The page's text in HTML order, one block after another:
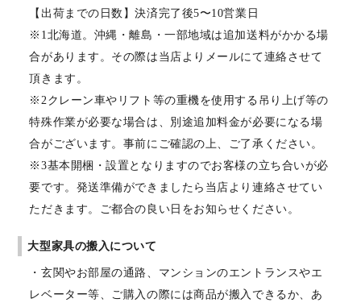
【出荷までの日数】決済完了後5〜10営業日
※1北海道。沖縄・離島・一部地域は追加送料がかかる場
合があります。その際は当店よりメールにて連絡させて
頂きます。
※2クレーン車やリフト等の重機を使用する吊り上げ等の
特殊作業が必要な場合は、別途追加料金が必要になる場
合がございます。事前にご確認の上、ご了承ください。
※3基本開梱・設置となりますのでお客様の立ち合いが必
要です。発送準備ができましたら当店より連絡させてい
ただきます。ご都合の良い日をお知らせください。
大型家具の搬入について
・玄関やお部屋の通路、マンションのエントランスやエ
レベーター等、ご購入の際には商品が搬入できるか、あ